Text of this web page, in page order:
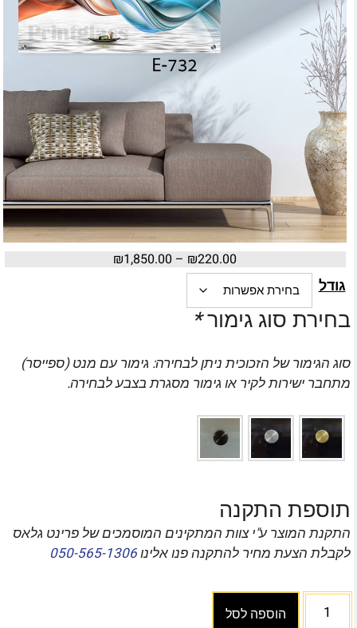
₪220.00
–
₪1,850.00
גודל
בחירת סוג גימור*
סוג הגימור של הזכוכית ניתן לבחירה: גימור עם מנט (ספייסר)
מתחבר ישירות לקיר או גימור מסגרת בצבע לבחירה.
תוספת התקנה
התקנת המוצר ע"י צוות המתקינים המוסמכים של פרינט גלאס
לקבלת הצעת מחיר להתקנה פנו אלינו050-565-1306
הוספה לסל